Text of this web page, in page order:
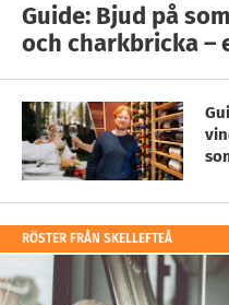
Guide: Bjud på
och charkbricka –
RÖSTER FRÅN SKELLEFTEÅ